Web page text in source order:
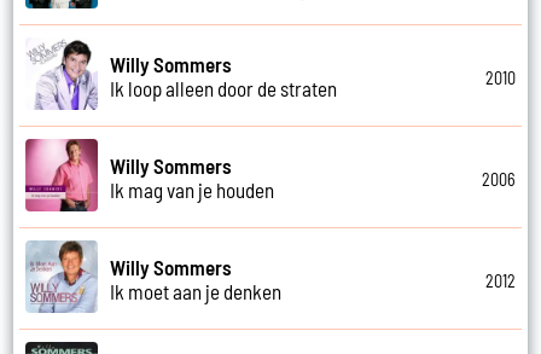
Willy Sommers
Ik loop alleen door de straten
2010
Willy Sommers
Ik mag van je houden
2006
Willy Sommers
Ik moet aan je denken
2012